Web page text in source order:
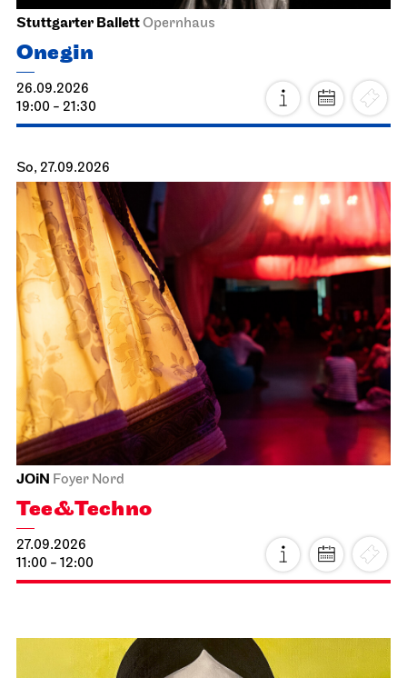
Stuttgarter BallettOpernhaus
Onegin
26.09.2026
19:00 - 21:30
So, 27.09.2026
JOiN Foyer Nord
Tee&Techno
27.09.2026
11:00 - 12:00